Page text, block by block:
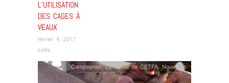
L’UTILISATION
DES CAGES À
VEAUX
février 4, 2017
cetfa
Campagnes,Le travail de CETFA,Nouvelles